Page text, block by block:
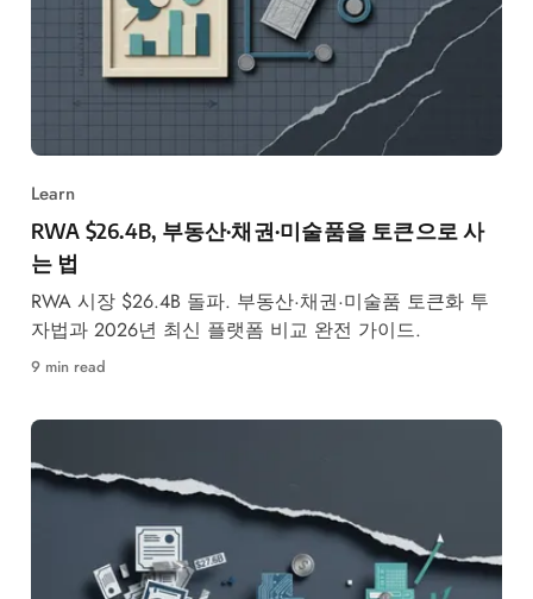
Learn
RWA $26.4B, 부동산·채권·미술품을 토큰으로 사
는 법
RWA 시장 $26.4B 돌파. 부동산·채권·미술품 토큰화 투
자법과 2026년 최신 플랫폼 비교 완전 가이드.
9 min read